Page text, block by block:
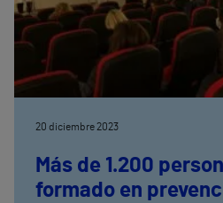
20 diciembre 2023
Más de 1.200
formado en